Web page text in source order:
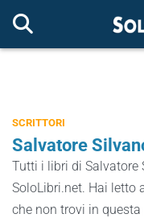
SCRITTORI
Salvatore
Tutti i libri di Salvatore
SoloLibri.net. Hai letto
che non trovi in